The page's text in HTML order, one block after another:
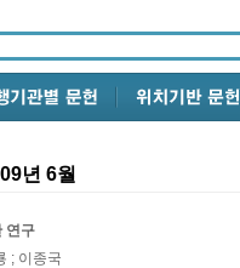
년 6월
연구
; 이종국